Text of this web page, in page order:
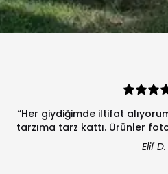
“Her giydiğimde iltifat
tarzıma tarz kattı. Ürünler
Elif D.